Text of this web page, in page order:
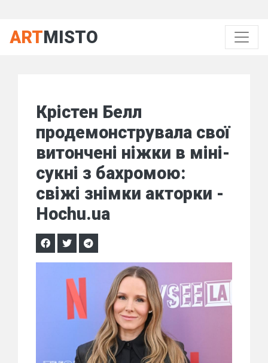
ARTMISTO
Крістен Белл
продемонструвала свої
витончені ніжки в міні-
сукні з бахромою:
свіжі знімки акторки -
Hochu.ua